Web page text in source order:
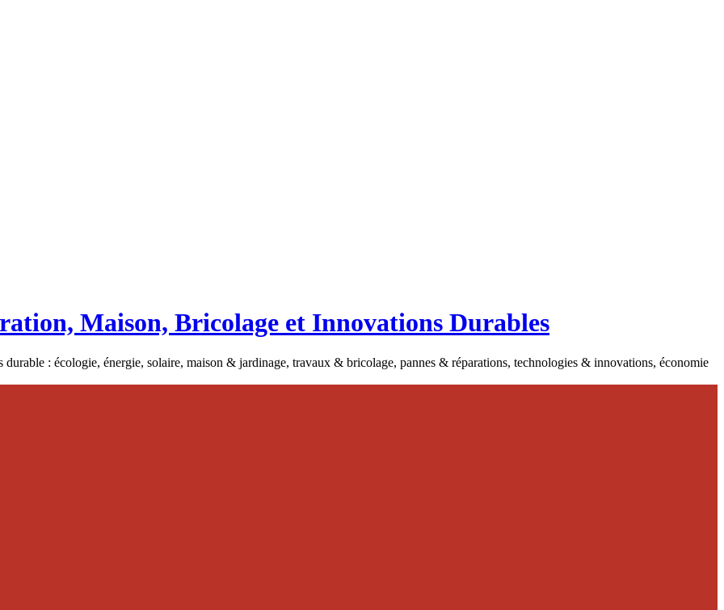
Maison, Bricolage et Innovations Durables
: écologie, énergie, solaire, maison & jardinage, travaux & bricolage, pannes & réparations, technologies & innovations, économie